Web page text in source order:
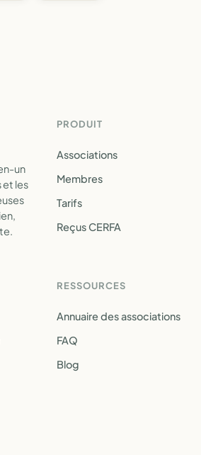
un
et les
PRODUIT
Associations
Membres
Tarifs
Reçus CERFA
RESSOURCES
Annuaire des associations
FAQ
Blog